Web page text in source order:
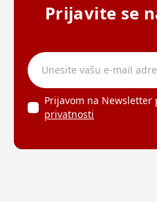
Prijavite se
Prijavom na Newsletter
privatnosti